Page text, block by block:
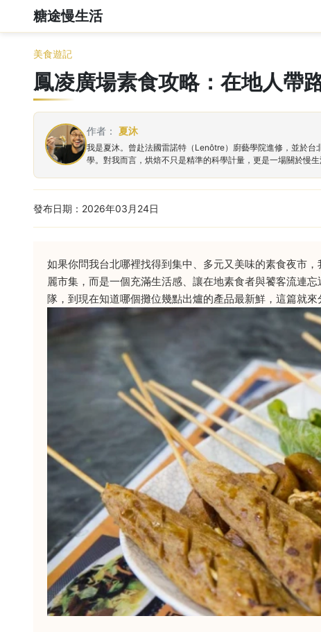
糖途慢生活
美食遊記
鳳凌廣場素食攻略：在地人帶
作者： 夏沐
我是夏沐。曾赴法國雷諾特（Lenôtre）廚藝學院進修，並於
學。對我而言，烘焙不只是精準的科學計量，更是一場關於慢生
發布日期：2026年03月24日
如果你問我台北哪裡找得到集中、多元又美味的素食夜市
麗市集，而是一個充滿生活感、讓在地素食者與饕客流連
隊，到現在知道哪個攤位幾點出爐的產品最新鮮，這篇就來